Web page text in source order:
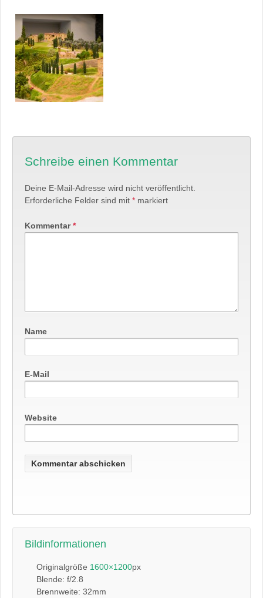
Schreibe einen Kommentar
Deine E-Mail-Adresse wird nicht veröffentlicht.
Erforderliche Felder sind mit * markiert
Kommentar*
Name
E-Mail
Website
Bildinformationen
Originalgröße 1600×1200px
Blende: f/2.8
Brennweite: 32mm